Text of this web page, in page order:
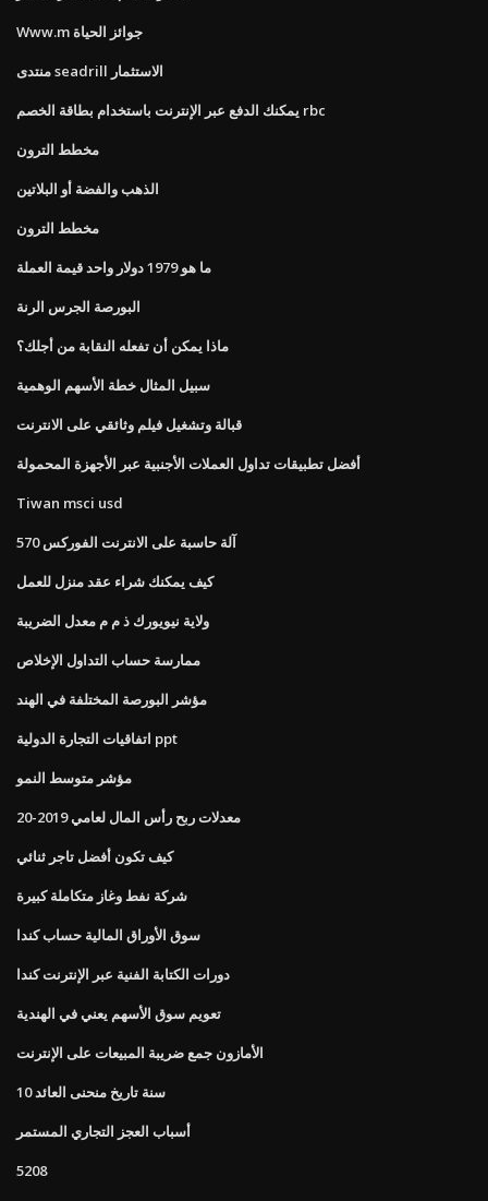
Www.m جوائز الحياة
منتدى seadrill الاستثمار
يمكنك الدفع عبر الإنترنت باستخدام بطاقة الخصم rbc
مخطط الترون
الذهب والفضة أو البلاتين
مخطط الترون
ما هو 1979 دولار واحد قيمة العملة
البورصة الجرس الرنة
ماذا يمكن أن تفعله النقابة من أجلك؟
سبيل المثال خطة الأسهم الوهمية
قبالة وتشغيل فيلم وثائقي على الانترنت
أفضل تطبيقات تداول العملات الأجنبية عبر الأجهزة المحمولة
Tiwan msci usd
آلة حاسبة على الانترنت الفوركس 570
كيف يمكنك شراء عقد منزل للعمل
ولاية نيويورك ذ م م معدل الضريبة
ممارسة حساب التداول الإخلاص
مؤشر البورصة المختلفة في الهند
اتفاقيات التجارة الدولية ppt
مؤشر متوسط ​​النمو
معدلات ربح رأس المال لعامي 2019-20
كيف تكون أفضل تاجر ثنائي
شركة نفط وغاز متكاملة كبيرة
سوق الأوراق المالية حساب كندا
دورات الكتابة الفنية عبر الإنترنت كندا
تعويم سوق الأسهم يعني في الهندية
الأمازون جمع ضريبة المبيعات على الإنترنت
10 سنة تاريخ منحنى العائد
أسباب العجز التجاري المستمر
5208